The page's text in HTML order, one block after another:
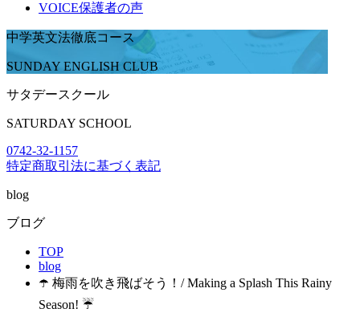
VOICE保護者の声
中学英文法徹底コース
SUNDAY ENGLISH CLUB
サタデースクール
SATURDAY SCHOOL
0742-32-1157
特定商取引法に基づく表記
blog
ブログ
TOP
blog
☂️ 梅雨を吹き飛ばそう！/ Making a Splash This Rainy
Season! ☔